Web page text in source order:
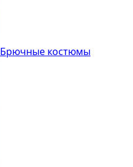
Брючные костюмы